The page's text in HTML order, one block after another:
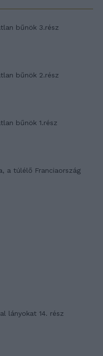
bűnök 3.rész
bűnök 2.rész
bűnök 1.rész
a túlélő Franciaország
lányokat 14. rész